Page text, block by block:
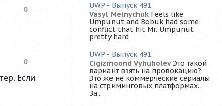
UWP - Выпуск 491
Vasyl Melnychuk Feels like
Umpunut and Bobuk had some
conflict that hit Mr. Umpunut
pretty hard
UWP - Выпуск 491
Cigizmoond Vyhuholev Это такой
вариант взять на провокацию?
Это же не коммерческие сериалы
на стриминговых платформах.
За...